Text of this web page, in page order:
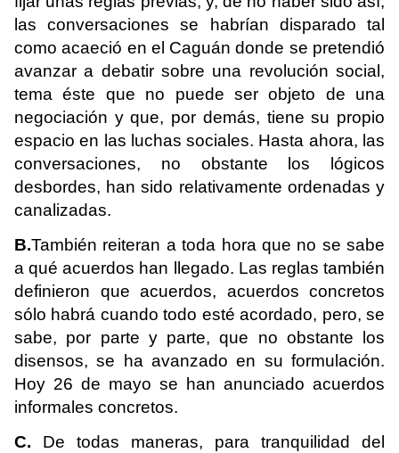
las conversaciones se habrían disparado tal
como acaeció en el Caguán donde se pretendió
avanzar a debatir sobre una revolución social,
tema éste que no puede ser objeto de una
negociación y que, por demás, tiene su propio
espacio en las luchas sociales. Hasta ahora, las
conversaciones, no obstante los lógicos
desbordes, han sido relativamente ordenadas y
canalizadas.
B.También reiteran a toda hora que no se sabe
a qué acuerdos han llegado. Las reglas también
definieron que acuerdos, acuerdos concretos
sólo habrá cuando todo esté acordado, pero, se
sabe, por parte y parte, que no obstante los
disensos, se ha avanzado en su formulación.
Hoy 26 de mayo se han anunciado acuerdos
informales concretos.
C.
De todas maneras, para tranquilidad del